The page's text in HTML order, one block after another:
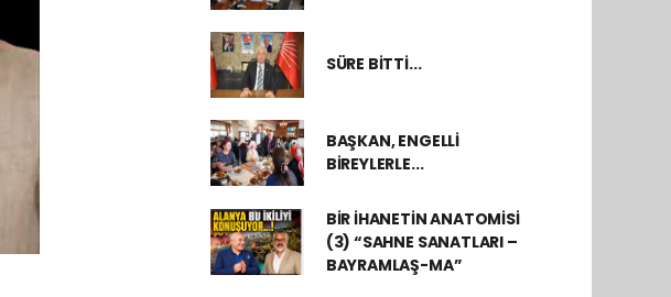
SÜRE BİTTİ...
BAŞKAN, ENGELLİ
BİREYLERLE...
BİR İHANETİN ANATOMİSİ
(3) “SAHNE SANATLARI –
BAYRAMLAŞ-MA”